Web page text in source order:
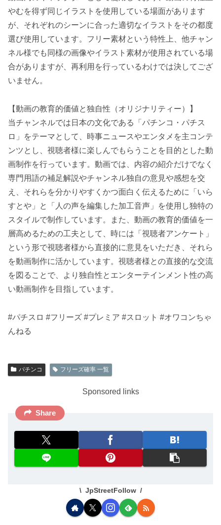
やむを得ず同じイラストを使用している場面があります
が、それぞれのシーンに合った適切なイラストをその都度
選び使用しています。フリー素材という特性上、他チャン
ネル様でも同様の画像やイラスト素材が使用されている場
合がありますが、再利用を行っているわけでは決してござ
いません。
【動画の教育的価値と独自性（オリジナリティー）】
当チャンネルでは日本の文化である「パチンコ・パチス
ロ」をテーマとして、時事ニュースやエンタメを主コンテ
ンツとし、視聴者様に楽しんでもらうことを目的とした動
画制作を行っています。動画では、内容の紹介だけでなく
専門用語の補足解説やチャンネル独自の意見や感想を交
え、それらを分かりやすくかつ面白く伝えるために「いら
すとや」と「人の声を編集した加工音声」を使用し独特の
スタイルで制作しています。また、動画の教育的価値を一
層高めるための工夫として、時には「視聴者アンケート」
という形で視聴者様から直接的に意見をいただき、それら
を動画制作に活かしています。視聴者様との直接的な交流
を図ることで、より独自性とエンターテインメント性の高
い動画制作を目指しています。
#パチスロ #フリーズ #プレミア #スロット #オワコンちゃ
んねる
パチンコ フリーズ確率 一覧
Sponsored links
Share
JpStreetFollow